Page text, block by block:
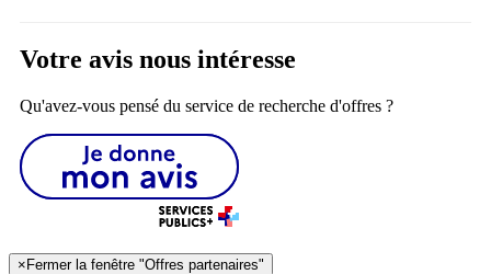
Votre avis nous intéresse
Qu'avez-vous pensé du service de recherche d'offres ?
×Fermer la fenêtre "Offres partenaires"